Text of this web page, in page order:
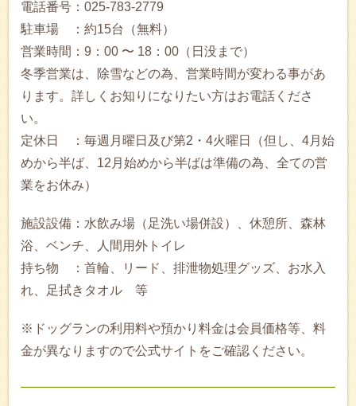
電話番号：025-783-2779
駐車場 ：約15台（無料）
営業時間：9：00 〜 18：00（日没まで）
冬季営業は、除雪などの為、営業時間が変わる事があ
ります。詳しくお知りになりたい方はお電話くださ
い。
定休日 ：毎週月曜日及び第2・4火曜日（但し、4月始
めから半ば、12月始めから半ばは準備の為、全ての営
業をお休み）
施設設備：水飲み場（足洗い場併設）、休憩所、森林
浴、ベンチ、人間用外トイレ
持ち物 ：首輪、リード、排泄物処理グッズ、お水入
れ、足拭きタオル 等
※ドッグランの利用料や預かり料金は会員価格等、料
金が異なりますので公式サイトをご確認ください。